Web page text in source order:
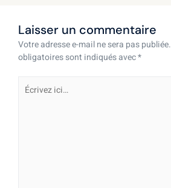
Laisser un commentaire
Votre adresse e-mail ne sera pas publiée.
obligatoires sont indiqués avec*
Écrivez
ici…